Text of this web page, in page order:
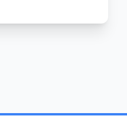
августа 2025
Национальном